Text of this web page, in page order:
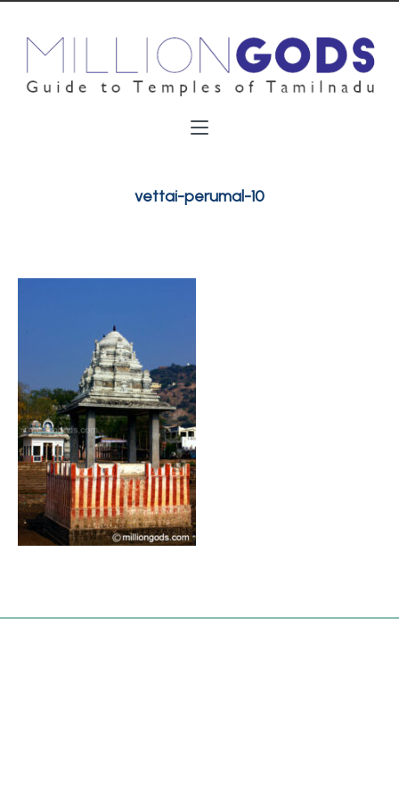
vettai-perumal-10